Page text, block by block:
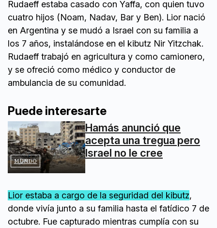
Rudaeff estaba casado con Yaffa, con quien tuvo
cuatro hijos (Noam, Nadav, Bar y Ben). Lior nació
en Argentina y se mudó a Israel con su familia a
los 7 años, instalándose en el kibutz Nir Yitzchak.
Rudaeff trabajó en agricultura y como camionero,
y se ofreció como médico y conductor de
ambulancia de su comunidad.
Puede interesarte
MUNDO
Hamás anunció que
acepta una tregua pero
Israel no le cree
Lior estaba a cargo de la seguridad del kibutz,
donde vivía junto a su familia hasta el fatídico 7 de
octubre. Fue capturado mientras cumplía con su